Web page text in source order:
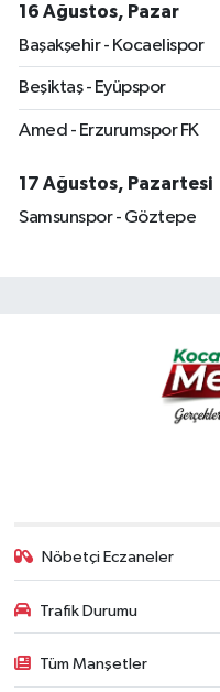
16 Ağustos, Pazar
Başakşehir - Kocaelispor
Beşiktaş - Eyüpspor
Amed - Erzurumspor FK
17 Ağustos, Pazartesi
Samsunspor - Göztepe
Nöbetçi Eczaneler
Trafik Durumu
Tüm Manşetler